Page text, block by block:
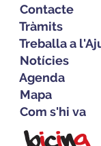
Contacte
Tràmits
Treballa a
Notícies
Agenda
Mapa
Com s'hi va
Vés